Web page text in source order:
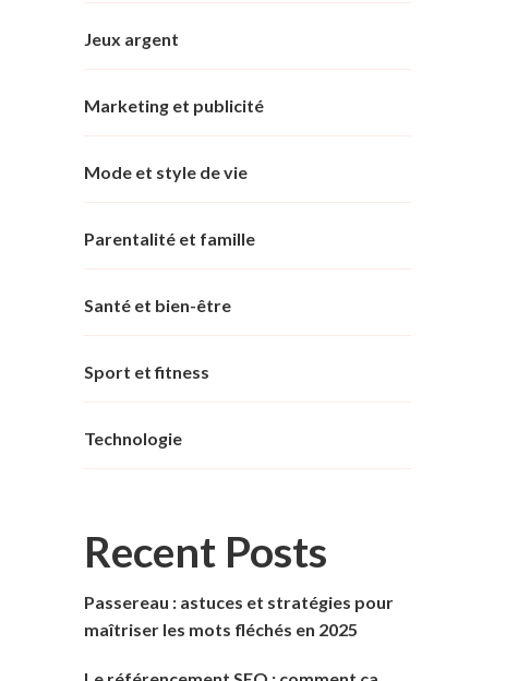
Jeux argent
Marketing et publicité
Mode et style de vie
Parentalité et famille
Santé et bien-être
Sport et fitness
Technologie
Recent Posts
Passereau : astuces et stratégies pour
maîtriser les mots fléchés en 2025